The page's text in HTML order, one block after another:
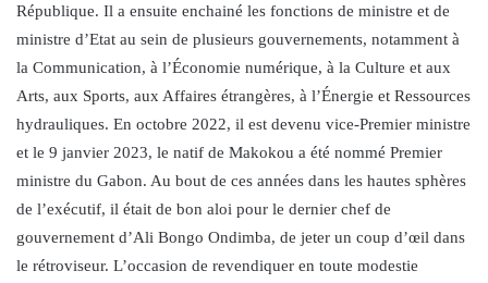
République. Il a ensuite enchainé les fonctions de ministre et de
ministre d’Etat au sein de plusieurs gouvernements, notamment à
la Communication, à l’Économie numérique, à la Culture et aux
Arts, aux Sports, aux Affaires étrangères, à l’Énergie et Ressources
hydrauliques. En octobre 2022, il est devenu vice-Premier ministre
et le 9 janvier 2023, le natif de Makokou a été nommé Premier
ministre du Gabon. Au bout de ces années dans les hautes sphères
de l’exécutif, il était de bon aloi pour le dernier chef de
gouvernement d’Ali Bongo Ondimba, de jeter un coup d’œil dans
le rétroviseur. L’occasion de revendiquer en toute modestie